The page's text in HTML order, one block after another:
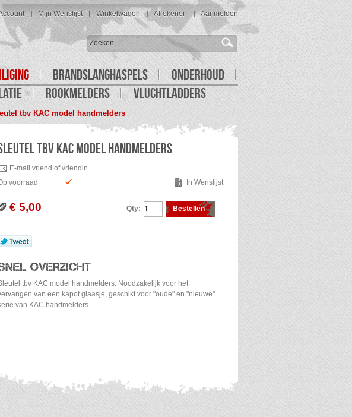
Mijn Wenslijst Winkelwagen Afrekenen Aanmelden
BRANDSLANGHASPELS
ONDERHOUD
ROOKMELDERS VLUCHTLADDERS
tbv KAC model handmelders
TBV KAC MODEL HANDMELDERS
E-mail vriend of vriendin
In Wenslijst
voorraad
€ 5,00 Qty: Bestellen
OVERZICHT
tbv KAC model handmelders. Noodzakelijk voor het
van een kapot glaasje, geschikt voor "oude" en "nieuwe"
van KAC handmelders.